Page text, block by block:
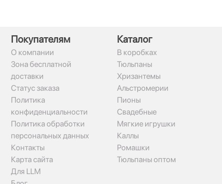
Покупателям
О компании
Зона бесплатной
доставки
Статус заказа
Политика
конфиденциальности
Политика обработки
персональных данных
Контакты
Карта сайта
Для LLM
Каталог
В коробках
Тюльпаны
Хризантемы
Альстромерии
Пионы
Свадебные
Мягкие игрушки
Каллы
Ромашки
Тюльпаны оптом